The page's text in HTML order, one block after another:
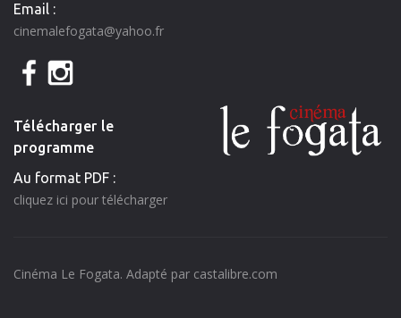
Email :
cinemalefogata@yahoo.fr
Télécharger le
programme
Au format PDF :
cliquez ici pour télécharger
Cinéma Le Fogata. Adapté par castalibre.com